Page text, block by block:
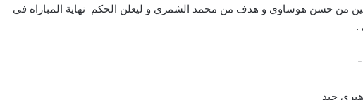
من حسن هوساوي و هدف من محمد الشمري و ليعلن الحكم نهاية المباراه في
.
جيد